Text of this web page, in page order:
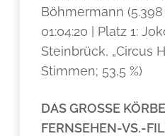
Böhmermann (5.398
01:04:20 | Platz 1:
Steinbrück, „Circus
Stimmen; 53,5 %)
DAS GROSSE
FERNSEHEN-VS.-